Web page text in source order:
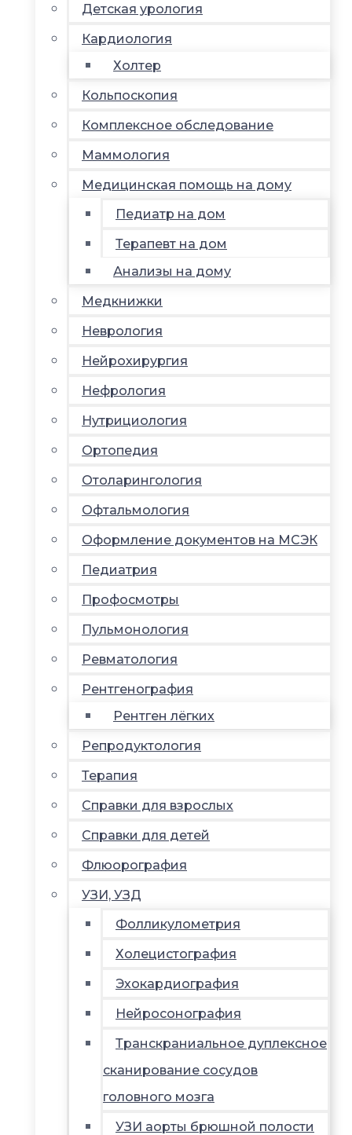
Детская урология
Кардиология
Холтер
Кольпоскопия
Комплексное обследование
Маммология
Медицинская помощь на дому
Педиатр на дом
Терапевт на дом
Анализы на дому
Медкнижки
Неврология
Нейрохирургия
Нефрология
Нутрициология
Ортопедия
Отоларингология
Офтальмология
Оформление документов на МСЭК
Педиатрия
Профосмотры
Пульмонология
Ревматология
Рентгенография
Рентген лёгких
Репродуктология
Терапия
Справки для взрослых
Справки для детей
Флюорография
УЗИ, УЗД
Фолликулометрия
Холецистография
Эхокардиография
Нейросонография
Транскраниальное дуплексное
сканирование сосудов
головного мозга
УЗИ аорты брюшной полости